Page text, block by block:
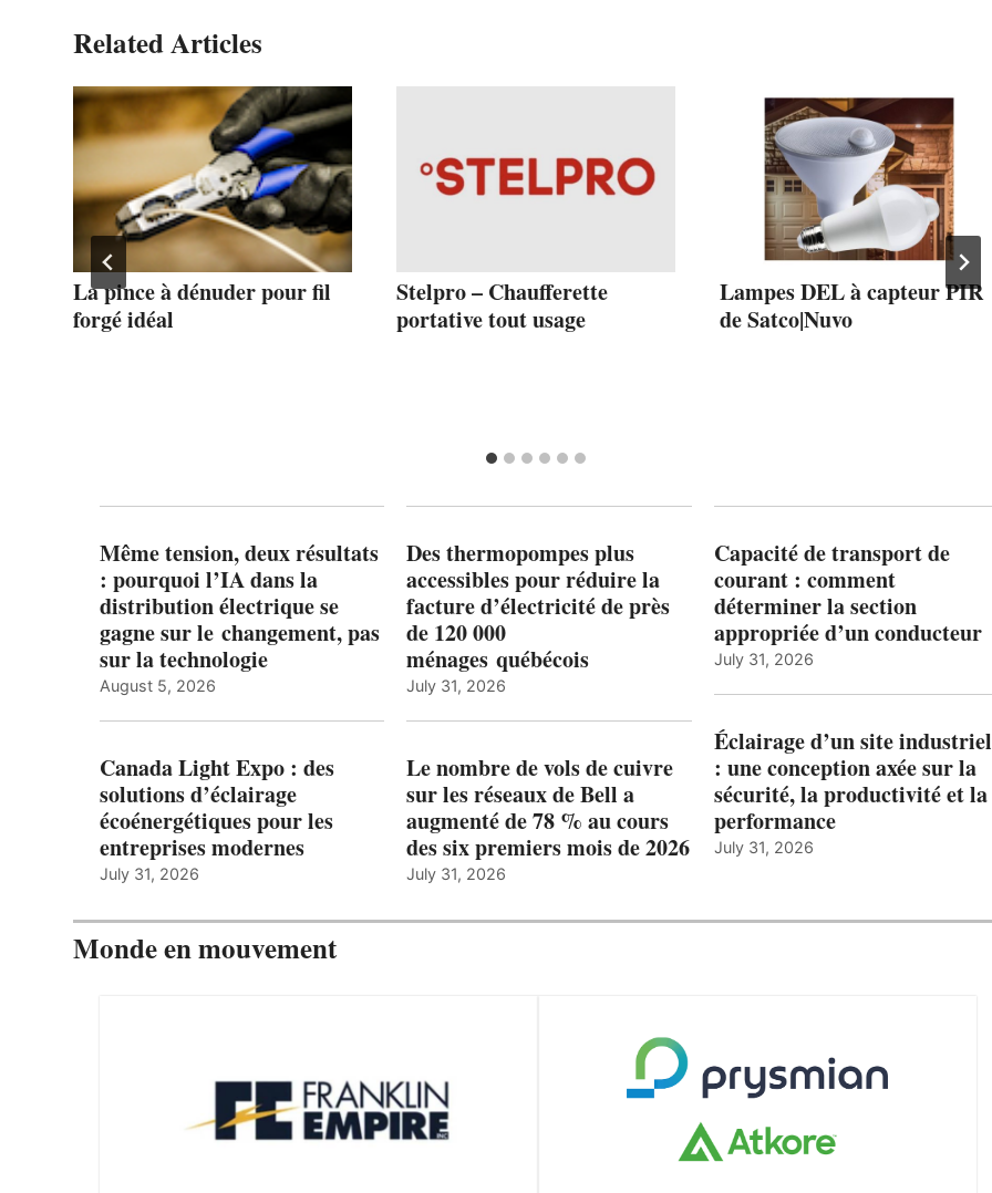
Related Articles
La pince à dénuder pour fil
forgé idéal
Stelpro – Chaufferette
portative tout usage
Lampes DEL à capteur PIR
de Satco|Nuvo
Même tension, deux résultats
: pourquoi l’IA dans la
distribution électrique se
gagne sur le changement, pas
sur la technologie
August 5, 2026
Canada Light Expo : des
solutions d’éclairage
écoénergétiques pour les
entreprises modernes
July 31, 2026
Des thermopompes plus
accessibles pour réduire la
facture d’électricité de près
de 120 000
ménages québécois
July 31, 2026
Le nombre de vols de cuivre
sur les réseaux de Bell a
augmenté de 78 % au cours
des six premiers mois de 2026
July 31, 2026
Capacité de transport de
courant : comment
déterminer la section
appropriée d’un conducteur
July 31, 2026
Éclairage d’un site industriel
: une conception axée sur la
sécurité, la productivité et la
performance
July 31, 2026
Monde en mouvement